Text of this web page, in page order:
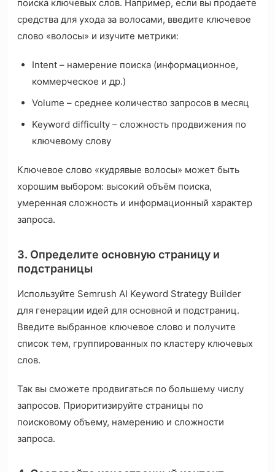
поиска ключевых слов. Например, если вы продаете
средства для ухода за волосами, введите ключевое
слово «волосы» и изучите метрики:
Intent – намерение поиска (информационное,
коммерческое и др.)
Volume – среднее количество запросов в месяц
Keyword difficulty – сложность продвижения по
ключевому слову
Ключевое слово «кудрявые волосы» может быть
хорошим выбором: высокий объём поиска,
умеренная сложность и информационный характер
запроса.
3. Определите основную страницу и
подстраницы
Используйте Semrush AI Keyword Strategy Builder
для генерации идей для основной и подстраниц.
Введите выбранное ключевое слово и получите
список тем, группированных по кластеру ключевых
слов.
Так вы сможете продвигаться по большему числу
запросов. Приоритизируйте страницы по
поисковому объему, намерению и сложности
запроса.